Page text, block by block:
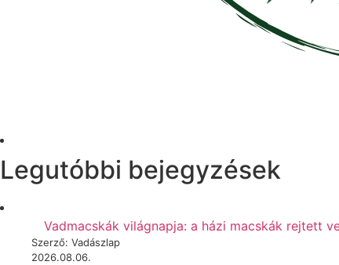
Legutóbbi bejegyzések
Vadmacskák világnapja: a házi macskák rejtett
Szerző: Vadászlap
2026.08.06.